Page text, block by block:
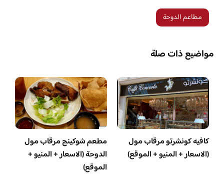
مطاعم الدوحة
مواضيع ذات صلة
كافيه كونشرتو مرقاب مول
(الاسعار + المنيو + الموقع)
مطعم شوكينج مرقاب مول
الدوحة (الاسعار + المنيو +
الموقع)